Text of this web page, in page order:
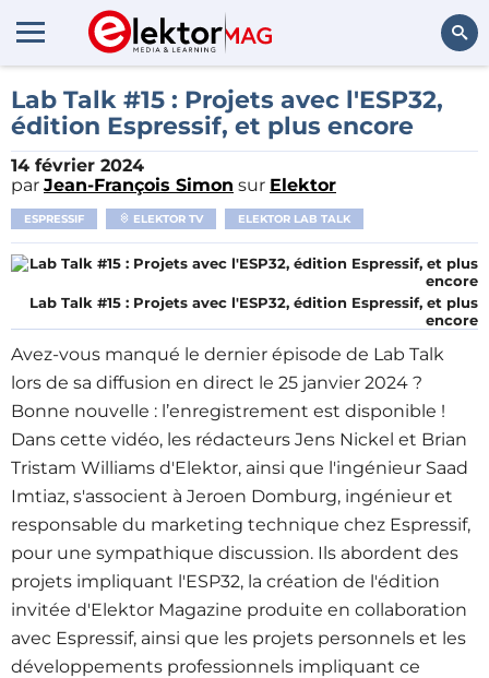
Rechercher
Lab Talk #15 : Projets avec l'ESP32,
édition Espressif, et plus encore
14 février 2024
par Jean-François Simon sur Elektor
ESPRESSIF ELEKTOR TV ELEKTOR LAB TALK
Lab Talk #15 : Projets avec l'ESP32, édition Espressif, et plus
encore
Avez-vous manqué le dernier épisode de Lab Talk
lors de sa diffusion en direct le 25 janvier 2024 ?
Bonne nouvelle : l’enregistrement est disponible !
Dans cette vidéo, les rédacteurs Jens Nickel et Brian
Tristam Williams d'Elektor, ainsi que l'ingénieur Saad
Imtiaz, s'associent à Jeroen Domburg, ingénieur et
responsable du marketing technique chez Espressif,
pour une sympathique discussion. Ils abordent des
projets impliquant l'ESP32, la création de l'édition
invitée d'Elektor Magazine produite en collaboration
avec Espressif, ainsi que les projets personnels et les
développements professionnels impliquant ce